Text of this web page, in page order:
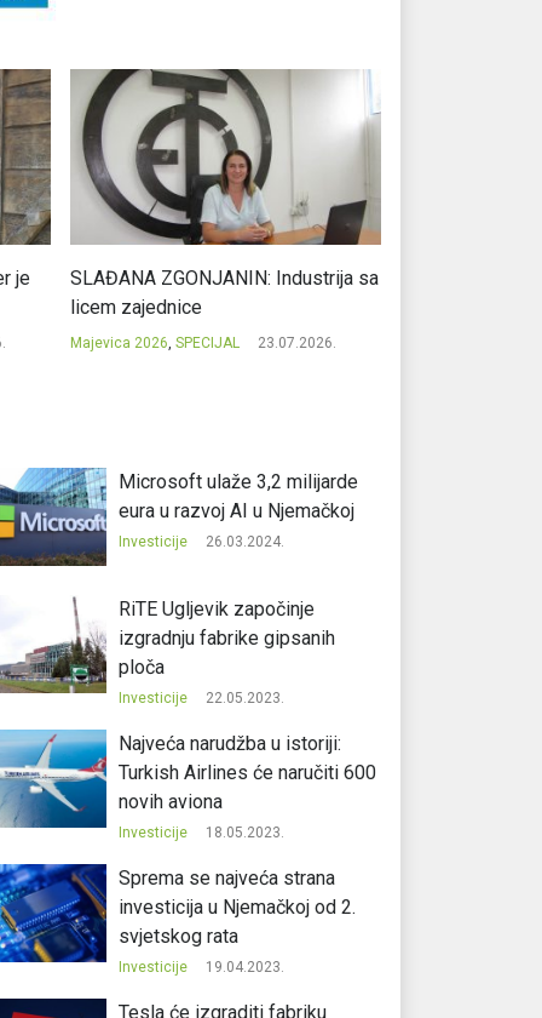
je
SLAĐANA ZGONJANIN: Industrija sa
licem zajednice
Majevica 2026, SPECIJAL 23.07.2026.
Microsoft ulaže 3,2 milijarde
eura u razvoj AI u Njemačkoj
Investicije 26.03.2024.
RiTE Ugljevik započinje
izgradnju fabrike gipsanih
ploča
Investicije 22.05.2023.
Najveća narudžba u istoriji:
Turkish Airlines će naručiti 600
novih aviona
Investicije 18.05.2023.
Sprema se najveća strana
investicija u Njemačkoj od 2.
svjetskog rata
Investicije 19.04.2023.
Tesla će izgraditi fabriku